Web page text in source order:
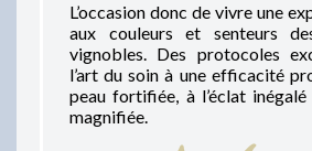
L’occasion donc de vivre une
aux couleurs et senteurs
vignobles. Des protocoles
l’art du soin à une efficacité
peau fortifiée, à l’éclat
magnifiée.